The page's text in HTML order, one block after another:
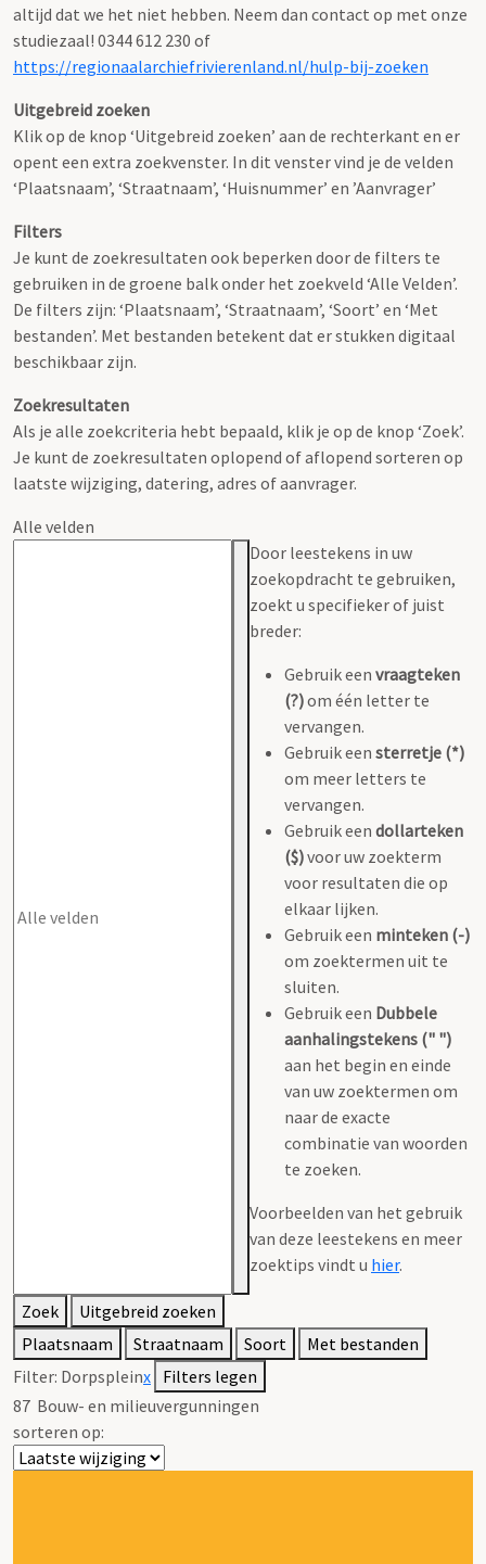
altijd dat we het niet hebben. Neem dan contact op met onze
studiezaal! 0344 612 230 of
https://regionaalarchiefrivierenland.nl/hulp-bij-zoeken
Uitgebreid zoeken
Klik op de knop ‘Uitgebreid zoeken’ aan de rechterkant en er
opent een extra zoekvenster. In dit venster vind je de velden
‘Plaatsnaam’, ‘Straatnaam’, ‘Huisnummer’ en ’Aanvrager’
Filters
Je kunt de zoekresultaten ook beperken door de filters te
gebruiken in de groene balk onder het zoekveld ‘Alle Velden’.
De filters zijn: ‘Plaatsnaam’, ‘Straatnaam’, ‘Soort’ en ‘Met
bestanden’. Met bestanden betekent dat er stukken digitaal
beschikbaar zijn.
Zoekresultaten
Als je alle zoekcriteria hebt bepaald, klik je op de knop ‘Zoek’.
Je kunt de zoekresultaten oplopend of aflopend sorteren op
laatste wijziging, datering, adres of aanvrager.
Alle velden
Door leestekens in uw
zoekopdracht te gebruiken,
zoekt u specifieker of juist
breder:
Gebruik een vraagteken
(?)om één letter te
vervangen.
Gebruik een sterretje (*)
om meer letters te
vervangen.
Gebruik een dollarteken
($)voor uw zoekterm
voor resultaten die op
elkaar lijken.
Gebruik een minteken (-)
om zoektermen uit te
sluiten.
Gebruik een Dubbele
aanhalingstekens (" ")
aan het begin en einde
van uw zoektermen om
naar de exacte
combinatie van woorden
te zoeken.
Voorbeelden van het gebruik
van deze leestekens en meer
zoektips vindt u hier.
Zoek
Uitgebreid zoeken
Plaatsnaam
Straatnaam Soort
Met bestanden
Filter: Dorpspleinx Filters legen
87 Bouw- en milieuvergunningen
sorteren op: